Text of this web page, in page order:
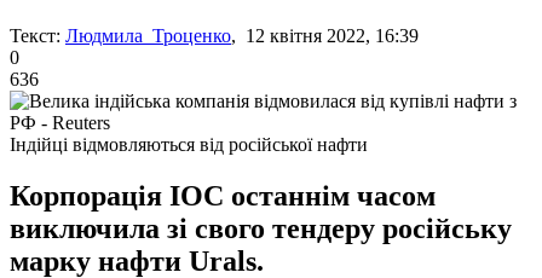
Текст: Людмила Троценко, 12 квітня 2022, 16:39
0
636
Індійці відмовляються від російської нафти
Корпорація IOC останнім часом
виключила зі свого тендеру російську
марку нафти Urals.